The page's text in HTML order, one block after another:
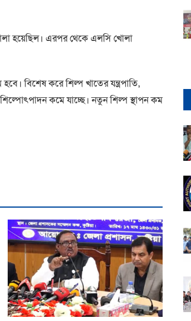
হয়েছিল। এরপর থেকে এলসি খোলা
বিশেষ করে শিল্প খাতের যন্ত্রপাতি,
কমে যাচ্ছে। নতুন শিল্প স্থাপন কম